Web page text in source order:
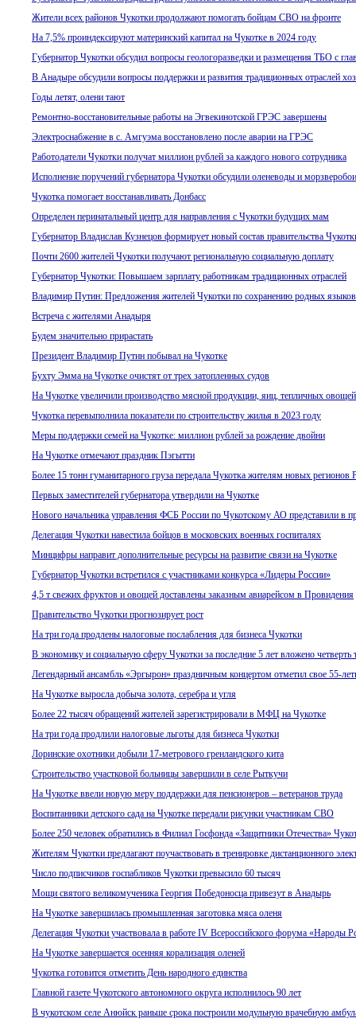
Жители всех районов Чукотки продолжают помогать бойцам СВО на фронте
На 7,5% проиндексируют материнский капитал на Чукотке в 2024 году
Губернатор Чукотки обсудил вопросы геологоразведки и размещения ТБО с
В Анадыре обсудили вопросы поддержки и развития традиционных отраслей
Годы летят, олени тают
Ремонтно-восстановительные работы на Эгвекинотской ГРЭС завершены
Электроснабжение в с. Амгуэма восстановлено после аварии на ГРЭС
Работодатели Чукотки получат миллион рублей за каждого нового сотрудника
Исполнение поручений губернатора Чукотки обсудили оленеводы и
Чукотка помогает восстанавливать Донбасс
Определен перинатальный центр для направления с Чукотки будущих мам
Губернатор Владислав Кузнецов формирует новый состав правительства
Почти 2600 жителей Чукотки получают региональную социальную доплату
Губернатор Чукотки: Повышаем зарплату работникам традиционных отраслей
Владимир Путин: Предложения жителей Чукотки по сохранению родных
Встреча с жителями Анадыря
Будем значительно прирастать
Президент Владимир Путин побывал на Чукотке
Бухту Эмма на Чукотке очистят от трех затопленных судов
На Чукотке увеличили производство мясной продукции, яиц, тепличных овощей
Чукотка перевыполнила показатели по строительству жилья в 2023 году
Меры поддержки семей на Чукотке: миллион рублей за рождение двойни
На Чукотке отмечают праздник Пэгытти
Более 15 тонн гуманитарного груза передала Чукотка жителям новых регионов
Первых заместителей губернатора утвердили на Чукотке
Нового начальника управления ФСБ России по Чукотскому АО представили в
Делегация Чукотки навестила бойцов в московских военных госпиталях
Минцифры направит дополнительные ресурсы на развитие связи на Чукотке
Губернатор Чукотки встретился с участниками конкурса «Лидеры России»
4,5 т свежих фруктов и овощей доставлены заказным авиарейсом в Провидения
Правительство Чукотки прогнозирует рост
На три года продлены налоговые послабления для бизнеса Чукотки
В экономику и социальную сферу Чукотки за последние 5 лет вложено четверть
Легендарный ансамбль «Эргырон» праздничным концертом отметил свое 55-
На Чукотке выросла добыча золота, серебра и угля
Более 22 тысяч обращений жителей зарегистрировали в МФЦ на Чукотке
На три года продлили налоговые льготы для бизнеса Чукотки
Лоринские охотники добыли 17-метрового гренландского кита
Строительство участковой больницы завершили в селе Рыткучи
На Чукотке ввели новую меру поддержки для пенсионеров – ветеранов труда
Воспитанники детского сада на Чукотке передали рисунки участникам СВО
Более 250 человек обратились в Филиал Госфонда «Защитники Отечества»
Жителям Чукотки предлагают поучаствовать в тренировке дистанционного
Число подписчиков госпабликов Чукотки превысило 60 тысяч
Мощи святого великомученика Георгия Победоносца привезут в Анадырь
На Чукотке завершилась промышленная заготовка мяса оленя
Делегация Чукотки участвовала в работе IV Всероссийского форума «Народы
На Чукотке завершается осенняя корализация оленей
Чукотка готовится отметить День народного единства
Главной газете Чукотского автономного округа исполнилось 90 лет
В чукотском селе Анюйск раньше срока построили модульную врачебную